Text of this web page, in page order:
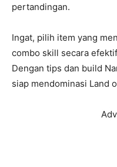
pertandingan.
Ingat, pilih item yang
combo skill secara
Dengan tips dan build
siap mendominasi Land